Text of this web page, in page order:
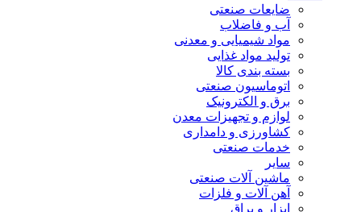
ضایعات صنعتی
آب و فاضلاب
مواد شیمیایی و معدنی
تولید مواد غذایی
بسته بندی کالا
اتوماسیون صنعتی
برق و الکترونیک
لوازم و تجهیزات معدن
کشاورزی و دامداری
خدمات صنعتی
سایر
ماشین آلات صنعتی
آهن آلات و فلزات
ابزار و یراق